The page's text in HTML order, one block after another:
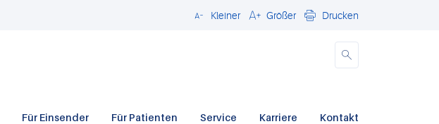
Schließen
Kleiner Größer Drucken
Für Einsender Für Patienten Service Karriere Kontakt